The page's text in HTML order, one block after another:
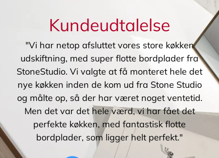
Kundeudtalelse
"Vi har netop afsluttet vores store køkken
udskiftning, med super flotte bordplader fra
StoneStudio. Vi valgte at få monteret hele det
nye køkken inden de kom ud fra Stone Studio
og målte op, så der har været noget ventetid.
Men det var det hele værd, vi har fået det
perfekte køkken, med fantastisk flotte
bordplader, som ligger helt perfekt."